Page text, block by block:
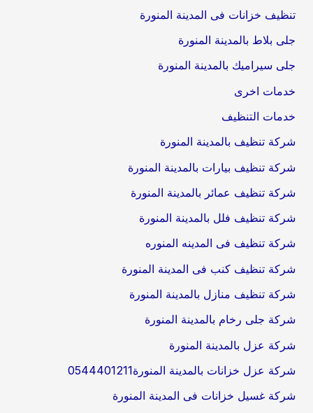
تنظيف خزانات فى المدينة المنورة
جلى بلاط بالمدينة المنورة
جلى سيراميك بالمدينة المنورة
خدمات اخرى
خدمات التنظيف
شركة تنظيف بالمدينة المنورة
شركة تنظيف بيارات بالمدينة المنورة
شركة تنظيف عمائر بالمدينة المنورة
شركة تنظيف فلل بالمدينة المنورة
شركة تنظيف فى المدينه المنوره
شركة تنظيف كنب فى المدينة المنورة
شركة تنظيف منازل بالمدينة المنورة
شركة جلى رخام بالمدينة المنورة
شركة عزل بالمدينة المنورة
شركة عزل خزانات بالمدينة المنورة0544401211
شركة غسيل خزانات فى المدينة المنورة